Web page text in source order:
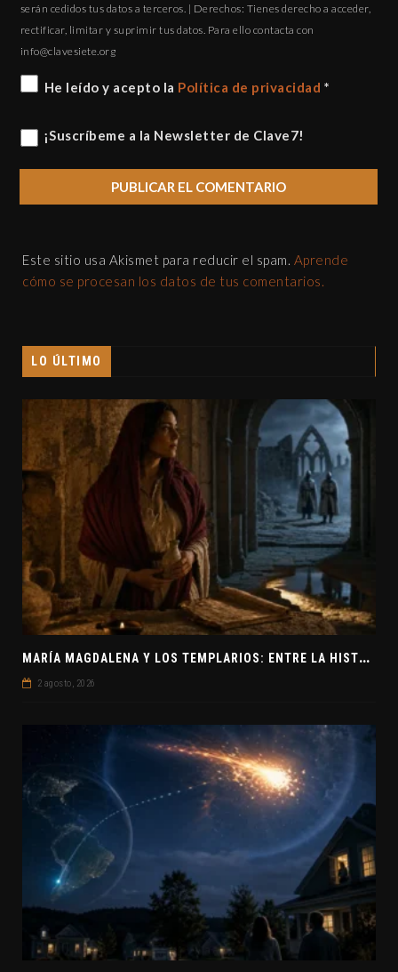
serán cedidos tus datos a terceros. | Derechos: Tienes derecho a acceder,
rectificar, limitar y suprimir tus datos. Para ello contacta con
gro.eteisevalc@ofni
He leído y acepto la Política de privacidad *
¡Suscríbeme a la Newsletter de Clave7!
Este sitio usa Akismet para reducir el spam. Aprende
cómo se procesan los datos de tus comentarios.
LO ÚLTIMO
M
ARÍA MAGDALENA Y LOS TEMPLARIOS: ENTRE LA HISTORIA Y EL MISTERIO
2 agosto, 2026